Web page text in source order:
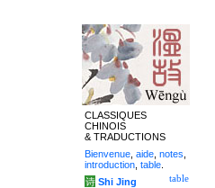
CLASSIQUES
CHINOIS
& TRADUCTIONS
Bienvenue aide notes
introduction table
table
诗 Shi Jing